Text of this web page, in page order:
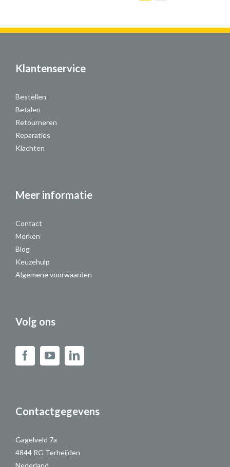
Klantenservice
Bestellen
Betalen
Retourneren
Reparaties
Klachten
Meer informatie
Contact
Merken
Blog
Keuzehulp
Algemene voorwaarden
Volg ons
Contactgegevens
Gagelveld 7a
4844 RG Terheijden
Nederland